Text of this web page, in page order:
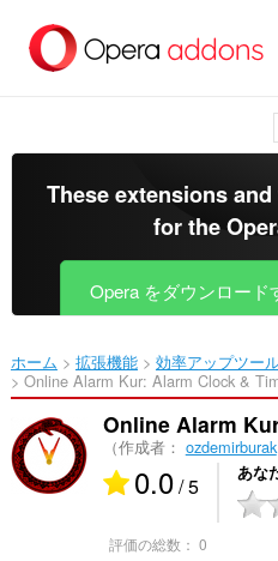
メ
ツ
移
動
These extensions
for the
Opera をダウンロード
ホーム 拡張機能
効率アップツー
Online Alarm Kur: Alarm Clock &
Online Alarm
（作成者： ozdemirburak
0.0/ 5 あな
評価の総数： 0